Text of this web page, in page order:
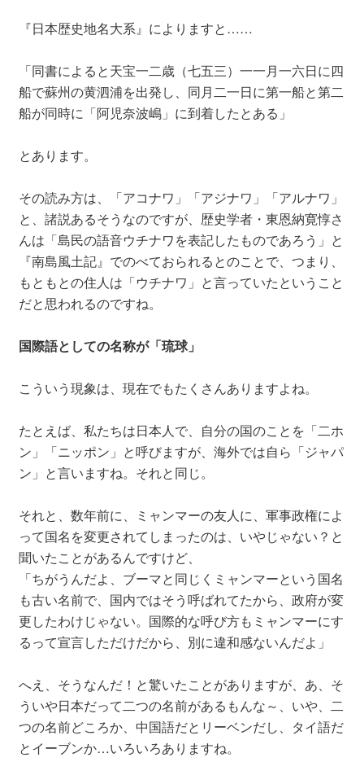
『日本歴史地名大系』によりますと……
「同書によると天宝一二歳（七五三）一一月一六日に四
船で蘇州の黄泗浦を出発し、同月二一日に第一船と第二
船が同時に「阿児奈波嶋」に到着したとある」
とあります。
その読み方は、「アコナワ」「アジナワ」「アルナワ」
と、諸説あるそうなのですが、歴史学者・東恩納寛惇さ
んは「島民の語音ウチナワを表記したものであろう」と
『南島風土記』でのべておられるとのことで、つまり、
もともとの住人は「ウチナワ」と言っていたということ
だと思われるのですね。
国際語としての名称が「琉球」
こういう現象は、現在でもたくさんありますよね。
たとえば、私たちは日本人で、自分の国のことを「二ホ
ン」「ニッポン」と呼びますが、海外では自ら「ジャパ
ン」と言いますね。それと同じ。
それと、数年前に、ミャンマーの友人に、軍事政権によ
って国名を変更されてしまったのは、いやじゃない？と
聞いたことがあるんですけど、
「ちがうんだよ、ブーマと同じくミャンマーという国名
も古い名前で、国内ではそう呼ばれてたから、政府が変
更したわけじゃない。国際的な呼び方もミャンマーにす
るって宣言しただけだから、別に違和感ないんだよ」
へえ、そうなんだ！と驚いたことがありますが、あ、そ
ういや日本だって二つの名前があるもんな～、いや、二
つの名前どころか、中国語だとリーベンだし、タイ語だ
とイーブンか…いろいろありますね。